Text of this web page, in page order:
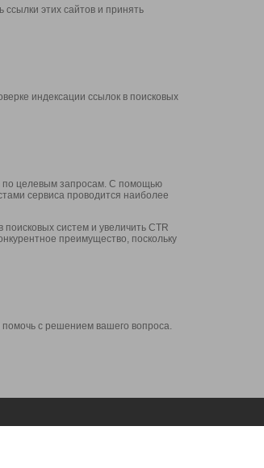
этих сайтов и принять
индексации ссылок в поисковых
по целевым запросам. С помощью
сервиса проводится наиболее
систем и увеличить CTR
преимущество, поскольку
с решением вашего вопроса.